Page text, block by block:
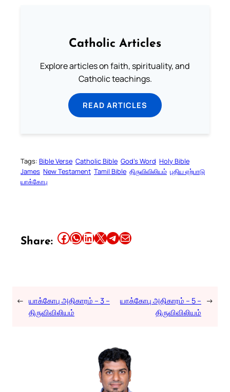
Catholic Articles
Explore articles on faith, spirituality, and
Catholic teachings.
READ ARTICLES
Tags: Bible Verse Catholic Bible God’s Word Holy Bible
James New Testament Tamil Bible திருவிவிலியம் புதிய ஏற்பாடு
யாக்கோபு
Share: Share this article on Facebook Share this article on WhatsApp Share this article on LinkedIn Share this article on X Share this article on TelegramEmail this Article
← யாக்கோபு அதிகாரம் – 3 –
திருவிவிலியம்
யாக்கோபு அதிகாரம் – 5 –
திருவிவிலியம்
→